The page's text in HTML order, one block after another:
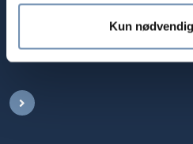
Kun
Advokatfirma.
10. marts 2025 | INSOLVENS OG